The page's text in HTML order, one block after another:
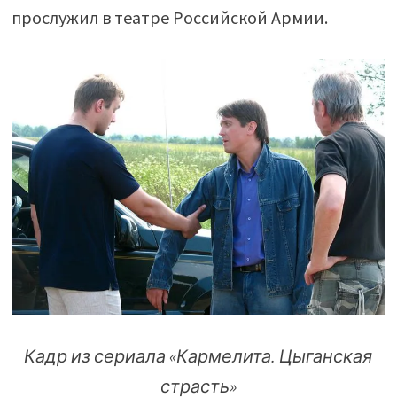
прослужил в театре Российской Армии.
Кадр из сериала «Кармелита. Цыганская
страсть»